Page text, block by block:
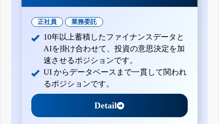
正社員 業務委託
10年以上蓄積したファイナンスデータと
AIを掛け合わせて、投資の意思決定を加
速させるポジションです。
UI からデータベースまで一貫して関われ
るポジションです。
Detail